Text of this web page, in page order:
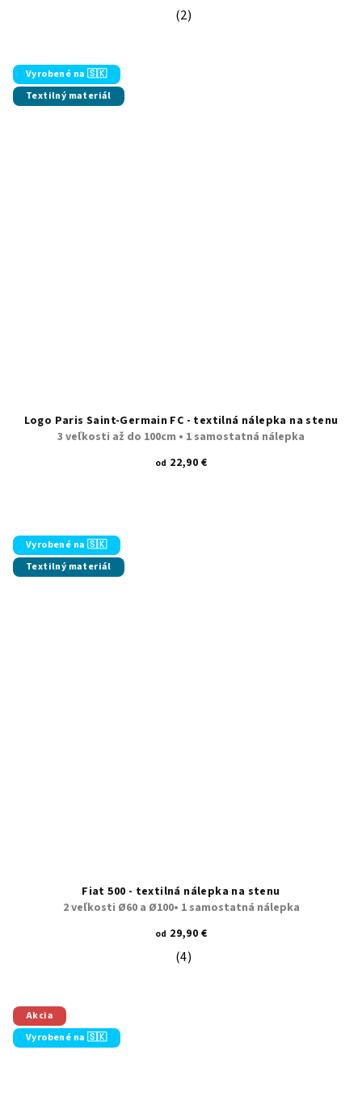
Priemerné hodnotenie produktu
(2)
Vyrobené na 🇸🇰
Textilný materiál
Logo Paris Saint-Germain FC - textilná nálepka na stenu
3 veľkosti až do 100cm • 1 samostatná nálepka
od 22,90 €
Vyrobené na 🇸🇰
Textilný materiál
Fiat 500 - textilná nálepka na stenu
2 veľkosti Ø60 a Ø100• 1 samostatná nálepka
od 29,90 €
Priemerné hodnotenie produktu
(4)
Akcia
Vyrobené na 🇸🇰